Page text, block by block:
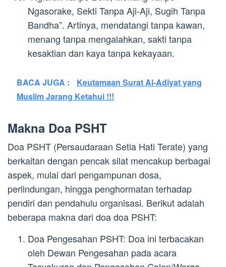
Ngasorake, Sekti Tanpa Aji-Aji, Sugih Tanpa
Bandha”. Artinya, mendatangi tanpa kawan,
menang tanpa mengalahkan, sakti tanpa
kesaktian dan kaya tanpa kekayaan.
BACA JUGA :
Keutamaan Surat Al-Adiyat yang
Muslim Jarang Ketahui !!!
Makna Doa PSHT
Doa PSHT (Persaudaraan Setia Hati Terate) yang
berkaitan dengan pencak silat mencakup berbagai
aspek, mulai dari pengampunan dosa,
perlindungan, hingga penghormatan terhadap
pendiri dan pendahulu organisasi. Berikut adalah
beberapa makna dari doa doa PSHT:
Doa Pengesahan PSHT: Doa ini terbacakan
oleh Dewan Pengesahan pada acara